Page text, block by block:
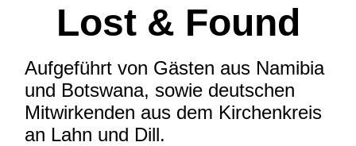
Lost & Found
Aufgeführt von Gästen aus Namibia
und Botswana, sowie deutschen
Mitwirkenden aus dem Kirchenkreis
an Lahn und Dill.